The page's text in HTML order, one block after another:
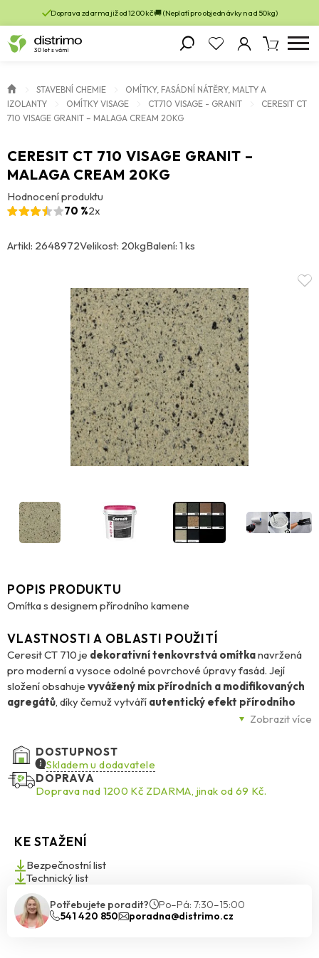
Doprava zdarma již od 1200 kč 🚚 (Neplatí pro objednávky nad 50kg)
STAVEBNÍ CHEMIE
OMÍTKY, FASÁDNÍ NÁTĚRY, MALTY A
IZOLANTY
OMÍTKY VISAGE CT710 VISAGE - GRANIT
CERESIT CT
710 VISAGE GRANIT – MALAGA CREAM 20KG
CERESIT CT 710 VISAGE GRANIT –
MALAGA CREAM 20KG
Hodnocení produktu
70 %2x
Artikl: 2648972Velikost: 20kgBalení: 1 ks
POPIS PRODUKTU
Omítka s designem přírodního kamene
Zobrazit více
VLASTNOSTI A OBLASTI POUŽITÍ
Ceresit CT 710 je dekorativní tenkovrstvá omítkanavržená
pro moderní a vysoce odolné povrchové úpravy fasád. Její
složení obsahuje vyvážený mix přírodních a modifikovaných
agregátů, díky čemuž vytváří autentický efekt přírodního
10 atraktivních odstínech. Povrch
přitom si zachovává výjimečné technické vlastnosti.
Omítka jevysoce odolná vůči mechanickému namáhání
činí ideální volbou pro exponovaná místa, jako jsousokly budov,
omyvatelnostía
dlouhodobě udržuje svůj vzhled i v náročných podmínkách.
umožňuje aplikaci i za použití šablon, což dává prostor pro
kreativní řešení fasádních detailů. Je vhodná pro aplikaci na různé
DOSTUPNOST
Skladem u dodavatele
DOPRAVA
Doprava nad 1200 Kč ZDARMA, jinak od 69 Kč.
KE STAŽENÍ
Bezpečnostní list
Technický list
Potřebujete poradit?
Po–Pá: 7:30–15:00
541 420 850
poradna@distrimo.cz